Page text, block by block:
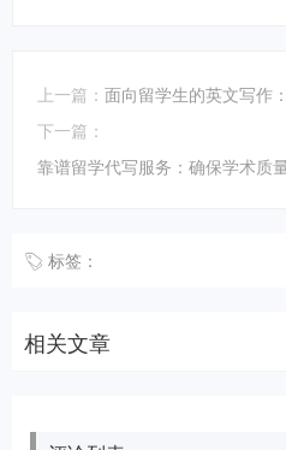
上一篇： 面向留学生的英文写作
下一篇：
靠谱留学代写服务：确保学术质
标签：
相关文章